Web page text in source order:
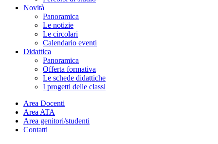
Novità
Panoramica
Le notizie
Le circolari
Calendario eventi
Didattica
Panoramica
Offerta formativa
Le schede didattiche
I progetti delle classi
Area Docenti
Area ATA
Area genitori/studenti
Contatti